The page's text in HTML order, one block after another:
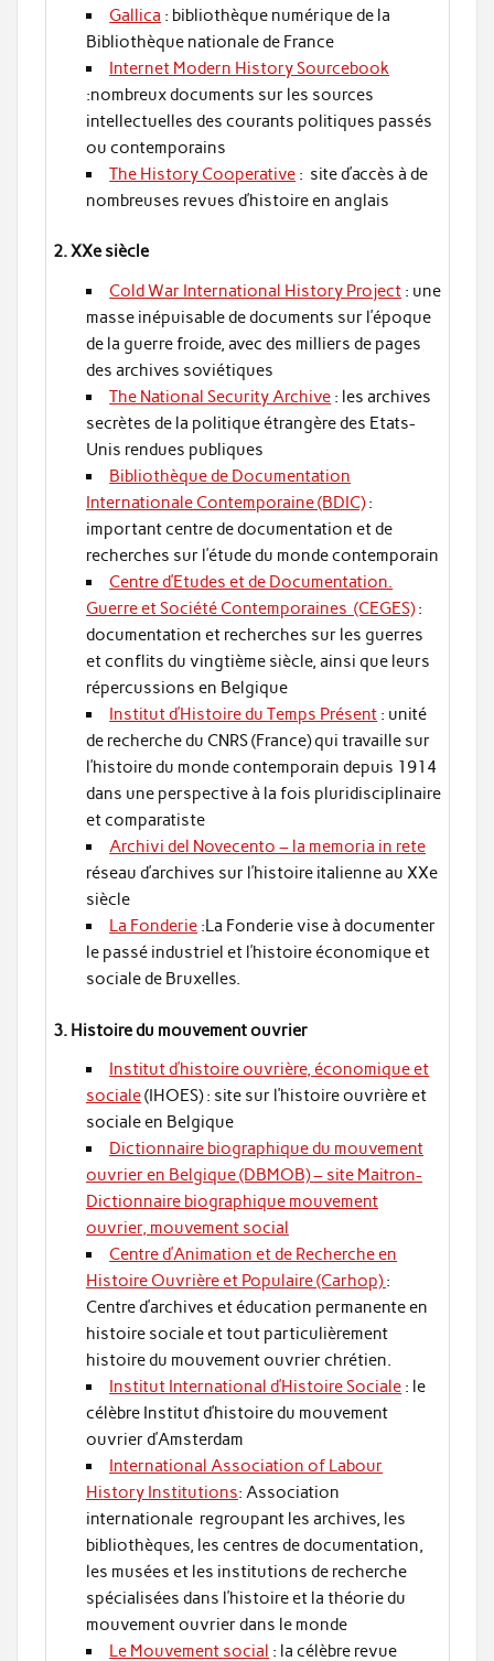
Gallica : bibliothèque numérique de la
Bibliothèque nationale de France
Internet Modern History Sourcebook
:nombreux documents sur les sources
intellectuelles des courants politiques passés
ou contemporains
The History Cooperative : site d’accès à de
nombreuses revues d’histoire en anglais
2. XXe siècle
Cold War International History Project : une
masse inépuisable de documents sur l’époque
de la guerre froide, avec des milliers de pages
des archives soviétiques
The National Security Archive : les archives
secrètes de la politique étrangère des Etats-
Unis rendues publiques
Bibliothèque de Documentation
Internationale Contemporaine (BDIC):
important centre de documentation et de
recherches sur l’étude du monde contemporain
Centre d’Etudes et de Documentation.
Guerre et Société Contemporaines (CEGES):
documentation et recherches sur les guerres
et conflits du vingtième siècle, ainsi que leurs
répercussions en Belgique
Institut d’Histoire du Temps Présent : unité
de recherche du CNRS (France) qui travaille sur
l’histoire du monde contemporain depuis 1914
dans une perspective à la fois pluridisciplinaire
et comparatiste
Archivi del Novecento – la memoria in rete
réseau d’archives sur l’histoire italienne au XXe
siècle
La Fonderie :La Fonderie vise à documenter
le passé industriel et l’histoire économique et
sociale de Bruxelles.
3. Histoire du mouvement ouvrier
Institut d’histoire ouvrière, économique et
sociale(IHOES) : site sur l’histoire ouvrière et
sociale en Belgique
Dictionnaire biographique du mouvement
ouvrier en Belgique (DBMOB) – site Maitron-
Dictionnaire biographique mouvement
ouvrier, mouvement social
Centre d’Animation et de Recherche en
Histoire Ouvrière et Populaire (Carhop):
Centre d’archives et éducation permanente en
histoire sociale et tout particulièrement
histoire du mouvement ouvrier chrétien.
Institut International d’Histoire Sociale : le
célèbre Institut d’histoire du mouvement
ouvrier d’Amsterdam
International Association of Labour
History Institutions: Association
internationale regroupant les archives, les
bibliothèques, les centres de documentation,
les musées et les institutions de recherche
spécialisées dans l’histoire et la théorie du
mouvement ouvrier dans le monde
Le Mouvement social : la célèbre revue